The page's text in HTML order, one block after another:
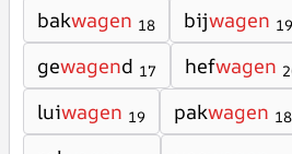
bakwagen 18 bijwagen 19
gewagend 17 hefwagen
luiwagen 19 pakwagen 18